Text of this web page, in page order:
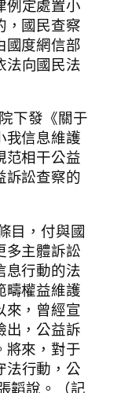
例定處置小
，國民查察
國度網信部
法向國民法
下發《關于
我信息維護
范相干公益
訴訟查察的
目，付與國
多主體訴訟
息行動的法
疇權益維護
來，曾經宣
出，公益訴
將來，對于
法行動，公
韜說。（記